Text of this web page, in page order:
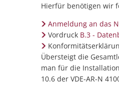
Hierfür benötigen wir
Anmeldung an das
Vordruck B.3 -
Übersteigt die
man für die
10.6 der VDE-AR-N